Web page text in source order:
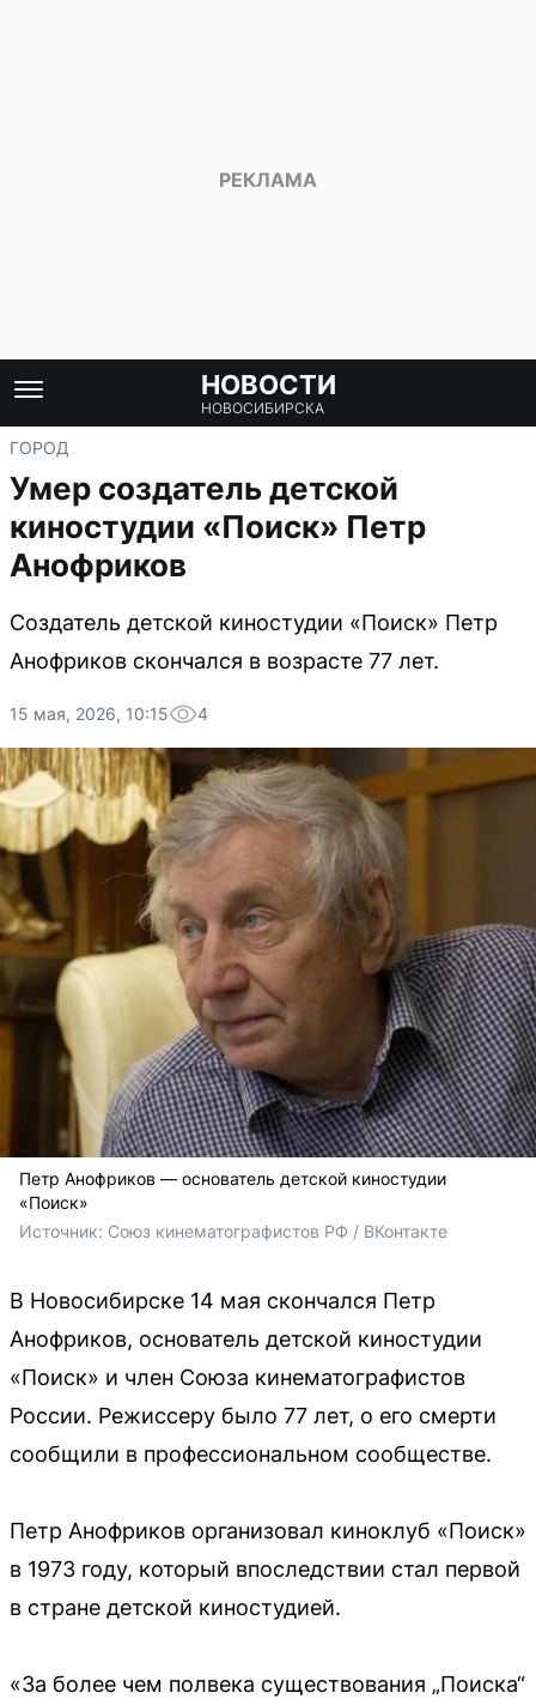
НОВОСТИ
НОВОСИБИРСКА
ГОРОД
Умер создатель детской
киностудии «Поиск» Петр
Анофриков
Создатель детской киностудии «Поиск» Петр
Анофриков скончался в возрасте 77 лет.
15 мая, 2026, 10:15 4
Петр Анофриков — основатель детской киностудии
«Поиск»
Источник: Союз кинематографистов РФ / ВКонтакте
В Новосибирске 14 мая скончался Петр
Анофриков, основатель детской киностудии
«Поиск» и член Союза кинематографистов
России. Режиссеру было 77 лет, о его смерти
сообщили в профессиональном сообществе.
Петр Анофриков организовал киноклуб «Поиск»
в 1973 году, который впоследствии стал первой
в стране детской киностудией.
«За более чем полвека существования „Поиска“